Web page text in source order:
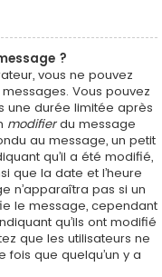
?
vous ne pouvez
Vous pouvez
une durée limitée après
modifierdu message
au message, un petit
qu’il a été modifié,
que la date et l’heure
n’apparaîtra pas si un
le message, cependant
qu’ils ont modifié
que les utilisateurs ne
que quelqu’un y a